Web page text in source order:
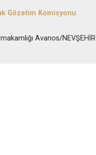
Gözetim Komisyonu
Avanos/NEVŞEHİR